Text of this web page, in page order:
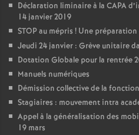
Déclaration liminaire à la CAPA
14 janvier 2019
STOP au mépris ! Une
Jeudi 24 janvier : Grève unitaire
Dotation Globale pour la rentrée
Manuels numériques
Démission collective de la
Stagiaires : mouvement intra
Appel à la généralisation des
19 mars